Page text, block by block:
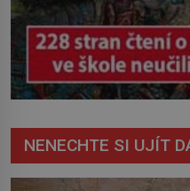
NENECHTE SI UJÍT